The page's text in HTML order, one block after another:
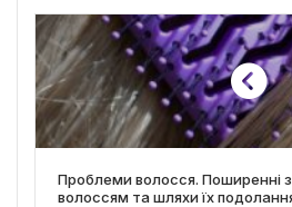
Проблеми волосся. Поширенні
волоссям та шляхи їх